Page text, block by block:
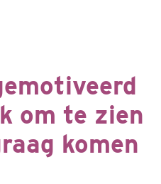
om te zien
komen